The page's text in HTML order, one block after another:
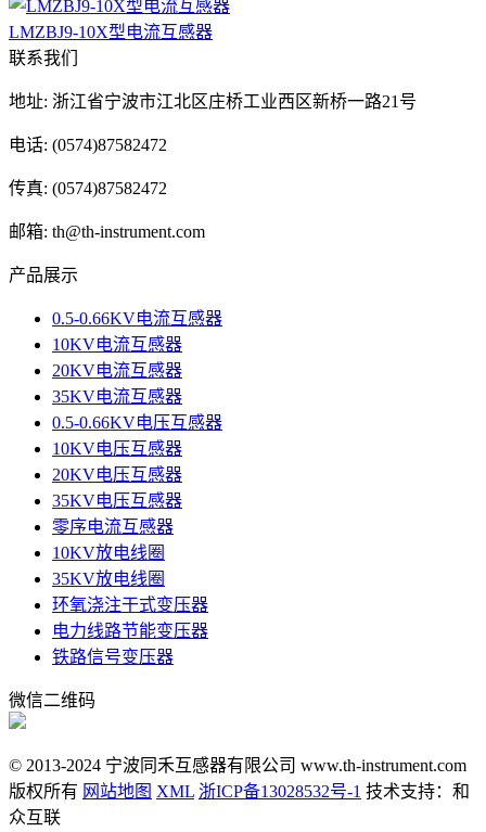
LMZBJ9-10X型电流互感器
联系我们
地址: 浙江省宁波市江北区庄桥工业西区新桥一路21号
电话: (0574)87582472
传真: (0574)87582472
邮箱: th@th-instrument.com
产品展示
0.5-0.66KV电流互感器
10KV电流互感器
20KV电流互感器
35KV电流互感器
0.5-0.66KV电压互感器
10KV电压互感器
20KV电压互感器
35KV电压互感器
零序电流互感器
10KV放电线圈
35KV放电线圈
环氧浇注干式变压器
电力线路节能变压器
铁路信号变压器
微信二维码
© 2013-2024 宁波同禾互感器有限公司 www.th-instrument.com
版权所有 网站地图 XML 浙ICP备13028532号-1 技术支持：和
众互联